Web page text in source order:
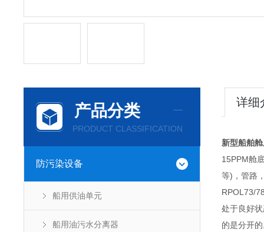
产品分类
PRODUCT CLASSIFICATION
防污染设备
船用供油单元
船用油污水分离器
详细
新型船舶
15PPM舱
等)，管路
RPOL73/
处于良好
的是分开